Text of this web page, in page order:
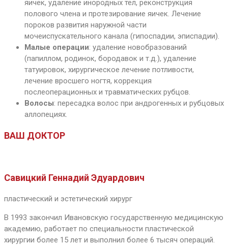
яичек, удаление инородных тел, реконструкция
полового члена и протезирование яичек. Лечение
пороков развития наружной части
мочеиспускательного канала (гипоспадии, эписпадии).
Малые операции: удаление новобразований
(папиллом, родинок, бородавок и т.д.), удаление
татуировок, хирургическое лечение потливости,
лечение вросшего ногтя, коррекция
послеоперационных и травматических рубцов.
Волосы: пересадка волос при андрогенных и рубцовых
аллопециях.
ВАШ ДОКТОР
Савицкий Геннадий Эдуардович
пластический и эстетический хирург
В 1993 закончил Ивановскую государственную медицинскую
академию, работает по специальности пластической
хирургии более 15 лет и выполнил более 6 тысяч операций.